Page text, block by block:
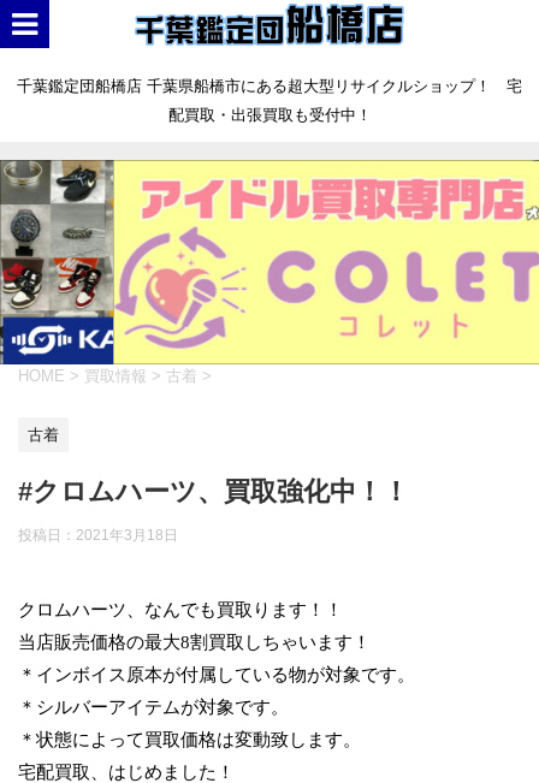
千葉鑑定団船橋店 千葉県船橋市にある超大型リサイクルショップ！ 宅
配買取・出張買取も受付中！
HOME > 買取情報 > 古着 >
古着
#クロムハーツ、買取強化中！！
投稿日： 2021年3月18日
クロムハーツ、なんでも買取ります！！
当店販売価格の最大8割買取しちゃいます！
＊インボイス原本が付属している物が対象です。
＊シルバーアイテムが対象です。
＊状態によって買取価格は変動致します。
宅配買取、はじめました！